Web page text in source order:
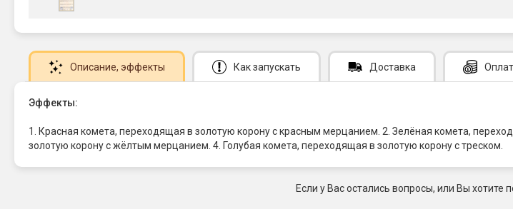
Описание, эффекты Как запускать Доставка
Эффекты:
1. Красная комета, переходящая в золотую корону с красным мерцанием. 2. Зелёная комета,
золотую корону с жёлтым мерцанием. 4. Голубая комета, переходящая в золотую корону с треском.
Если у Вас остались вопросы, или Вы хотите